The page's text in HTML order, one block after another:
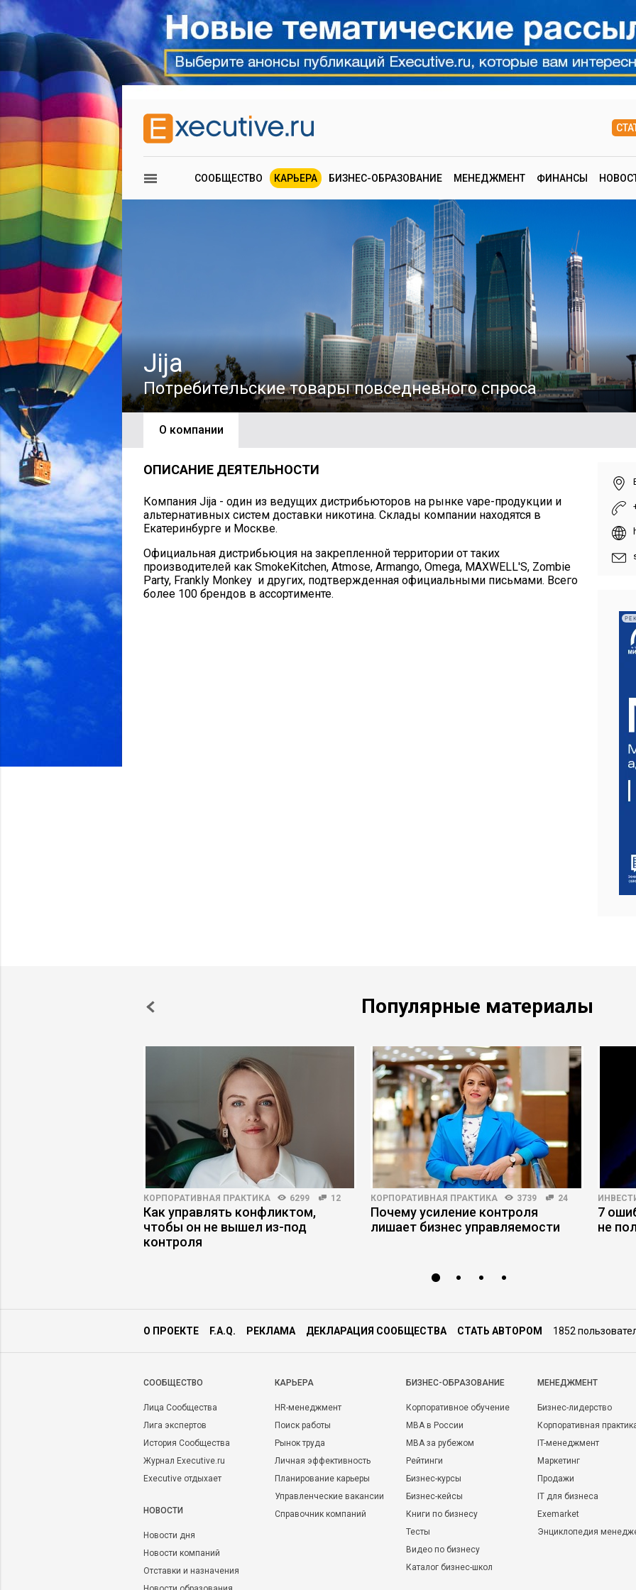
СООБЩЕСТВО КАРЬЕРА БИЗНЕС-ОБРАЗОВАНИЕ МЕНЕДЖМЕНТ ФИНАНСЫ
Jija
Потребительские товары повседневного спроса
О компании
ОПИСАНИЕ ДЕЯТЕЛЬНОСТИ
Компания Jija - один из ведущих дистрибьюторов на рынке vape-продукции и
альтернативных систем доставки никотина. Склады компании находятся в
Екатеринбурге и Москве.
Официальная дистрибьюция на закрепленной территории от таких
производителей как SmokeKitchen, Atmose, Armango, Omega, MAXWELL'S, Zombie
Party, Frankly Monkey и других, подтвержденная официальными письмами. Всего
более 100 брендов в ассортименте.
Популярные материалы
КОРПОРАТИВНАЯ ПРАКТИКА 6299 12
Как управлять конфликтом,
чтобы он не вышел из-под
контроля
КОРПОРАТИВНАЯ ПРАКТИКА 3739 24
Почему усиление контроля
лишает бизнес управляемости
7
не
О ПРОЕКТЕ F.A.Q. РЕКЛАМА ДЕКЛАРАЦИЯ СООБЩЕСТВА СТАТЬ АВТОРОМ 1852
CООБЩЕСТВО
Лица Сообщества
Лига экспертов
История Сообщества
Журнал Executive.ru
Executive отдыхает
НОВОСТИ
Новости дня
Новости компаний
Отставки и назначения
КАРЬЕРА
HR-менеджмент
Поиск работы
Рынок труда
Личная эффективность
Планирование карьеры
Управленческие вакансии
Справочник компаний
БИЗНЕС-ОБРАЗОВАНИЕ
Корпоративное обучение
MBA в России
MBA за рубежом
Рейтинги
Бизнес-курсы
Бизнес-кейсы
Книги по бизнесу
Тесты
Видео по бизнесу
Каталог бизнес-школ
МЕНЕДЖМЕНТ
Бизнес-лидерство
Корпоративная
IT-менеджмент
Маркетинг
Продажи
IT для бизнеса
Exemarket
Энциклопедия